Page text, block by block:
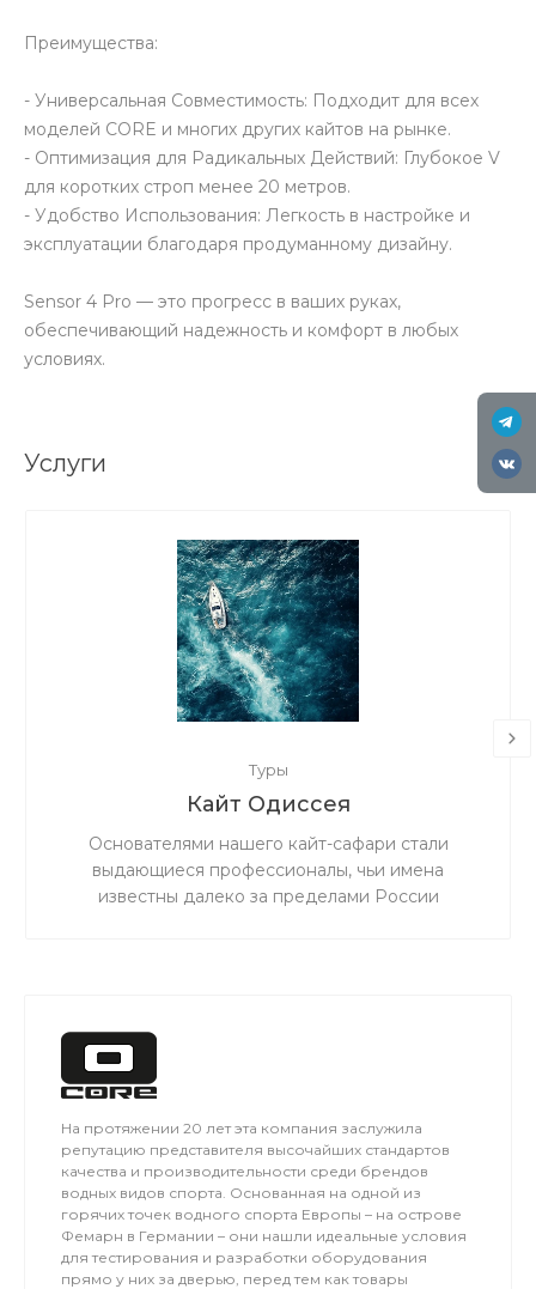
Преимущества:
- Универсальная Совместимость: Подходит для всех
моделей CORE и многих других кайтов на рынке.
- Оптимизация для Радикальных Действий: Глубокое V
для коротких строп менее 20 метров.
- Удобство Использования: Легкость в настройке и
эксплуатации благодаря продуманному дизайну.
Sensor 4 Pro — это прогресс в ваших руках,
обеспечивающий надежность и комфорт в любых
условиях.
Услуги
Туры
Кайт Одиссея
Основателями нашего кайт-сафари стали
выдающиеся профессионалы, чьи имена
известны далеко за пределами России
На протяжении 20 лет эта компания заслужила
репутацию представителя высочайших стандартов
качества и производительности среди брендов
водных видов спорта. Основанная на одной из
горячих точек водного спорта Европы – на острове
Фемарн в Германии – они нашли идеальные условия
для тестирования и разработки оборудования
прямо у них за дверью, перед тем как товары